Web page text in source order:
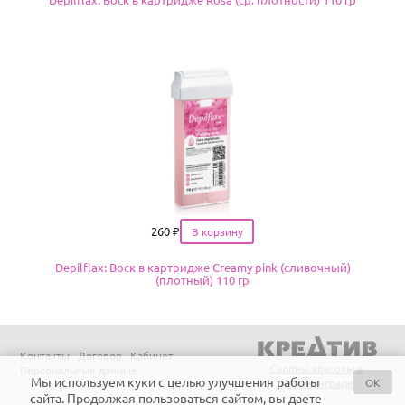
Цена
260 ₽
Depilflax: Воск в картридже Creamy pink (сливочный)
(плотный) 110 гр
Контакты Договор Кабинет
Салоны красоты в
Калининграде
Мы используем куки с целью улучшения работы
сайта. Продолжая пользоваться сайтом, вы даете
OK